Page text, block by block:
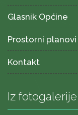
Glasnik Općine
Prostorni planovi
Kontakt
Iz fotogalerije